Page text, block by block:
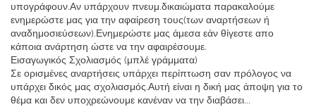
υπογράφουν.Αν υπάρχουν πνευμ.δικαιώματα παρακαλούμε
ενημερώστε μας για την αφαίρεση τους(των αναρτήσεων ή
αναδημοσιεύσεων).Ενημερώστε μας άμεσα εάν θίγεστε απο
κάποια ανάρτηση ώστε να την αφαιρέσουμε.
Εισαγωγικός Σχολιασμός (μπλέ γράμματα)
Σε ορισμένες αναρτήσεις υπάρχει περίπτωση σαν πρόλογος να
υπάρχει δικός μας σχολιασμός.Αυτή είναι η δική μας άποψη για το
θέμα και δεν υποχρεώνουμε κανέναν να την διαβάσει...